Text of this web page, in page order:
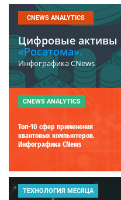
CNEWS ANALYTICS
Цифровые активы
«Росатома».
Инфографика CNews
CNEWS ANALYTICS
Топ-10 сфер применения
квантовых компьютеров.
Инфографика CNews
ТЕХНОЛОГИЯ МЕСЯЦА